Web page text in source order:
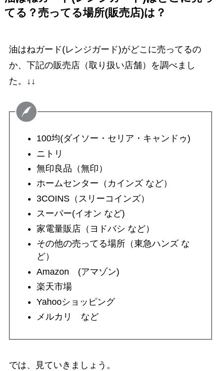
てる？売ってる場所(販売店)は？
油はねガード(レンジガード)がどこに売ってるの
か、下記の販売店（取り扱い店舗）を調べまし
た。↓↓
100均(ダイソー・セリア・キャンドゥ)
ニトリ
無印良品（無印）
ホームセンター（カインズ など）
3COINS（スリーコインズ）
スーパー(イオン など)
家電量販店（ヨドバシ など）
その他の売ってる場所（東急ハンズ な
ど）
Amazon (アマゾン)
楽天市場
Yahooショッピング
メルカリ など
では、見ていきましょう。